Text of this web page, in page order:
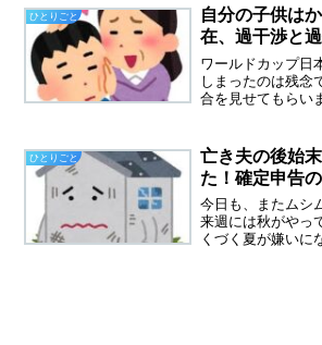
が大好きで、今ま
だったと思います
ひとりごと
自分の子供は
在、過干渉と
ワールドカップ日
しまったのは残念
合を見せてもらい
いました。２４年
ています、はたし
ひとりごと
亡き夫の後始
た！確定申告
今日も、またムシ
来週には秋がやっ
くづく夏が嫌いに